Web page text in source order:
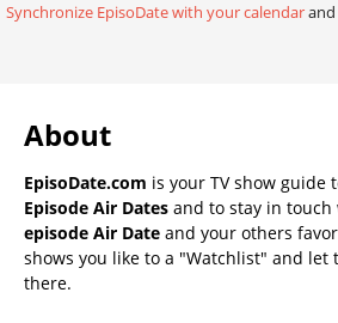
Synchronize EpisoDate with your calendarand
About
EpisoDate.com is your TV show guide
Episode Air Dates and to stay in touch
episode Air Date and your others
shows you like to a "Watchlist" and let
there.